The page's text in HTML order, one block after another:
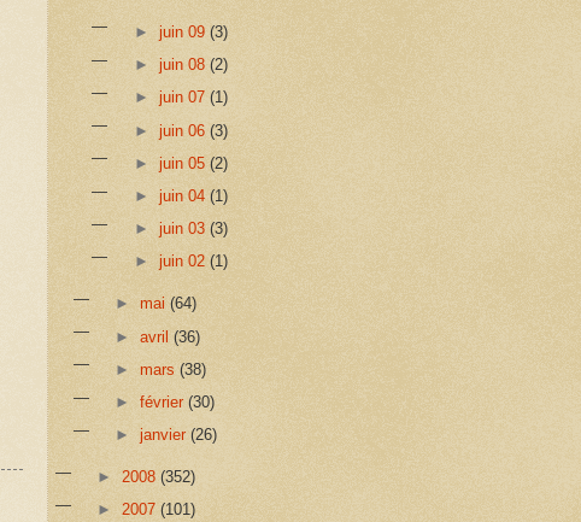
► juin 09 (3)
► juin 08 (2)
► juin 07 (1)
► juin 06 (3)
► juin 05 (2)
► juin 04 (1)
► juin 03 (3)
► juin 02 (1)
►mai(64)
►avril(36)
►mars(38)
►février(30)
►janvier(26)
► 2008 (352)
► 2007 (101)